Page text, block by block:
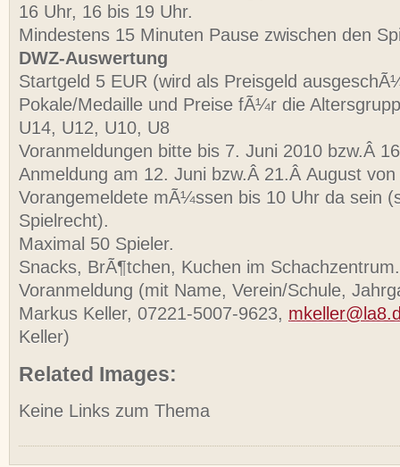
16 Uhr, 16 bis 19 Uhr.
Mindestens 15 Minuten Pause zwischen den
DWZ-Auswertung
Startgeld 5 EUR (wird als Preisgeld
Pokale/Medaille und Preise fÃ¼r die
U14, U12, U10, U8
Voranmeldungen bitte bis 7. Juni 2010 bzw.Â
Anmeldung am 12. Juni bzw.Â 21.Â August
Vorangemeldete mÃ¼ssen bis 10 Uhr da sein
Spielrecht).
Maximal 50 Spieler.
Snacks, BrÃ¶tchen, Kuchen im Schachzentrum.
Voranmeldung (mit Name, Verein/Schule,
Markus Keller, 07221-5007-9623,
Keller)
Related Images:
Keine Links zum Thema